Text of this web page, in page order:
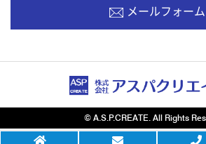
メールフォーム
© A.S.P.CREATE. All Rights